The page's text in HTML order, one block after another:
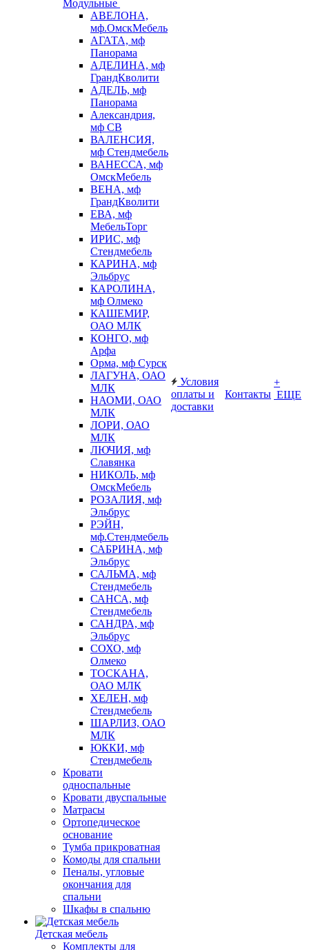
Модульные
АВЕЛОНА,
мф.ОмскМебель
АГАТА, мф
Панорама
АДЕЛИНА, мф
ГрандКволити
АДЕЛЬ, мф
Панорама
Александрия,
мф СВ
ВАЛЕНСИЯ,
мф Стендмебель
ВАНЕССА, мф
ОмскМебель
ВЕНА, мф
ГрандКволити
ЕВА, мф
МебельТорг
ИРИС, мф
Стендмебель
КАРИНА, мф
Эльбрус
КАРОЛИНА,
мф Олмеко
КАШЕМИР,
ОАО МЛК
КОНГО, мф
Арфа
Орма, мф Сурск
ЛАГУНА, ОАО
МЛК
НАОМИ, ОАО
МЛК
ЛОРИ, ОАО
МЛК
ЛЮЧИЯ, мф
Славянка
НИКОЛЬ, мф
ОмскМебель
РОЗАЛИЯ, мф
Эльбрус
РЭЙН,
мф.Стендмебель
САБРИНА, мф
Эльбрус
САЛЬМА, мф
Стендмебель
САНСА, мф
Стендмебель
САНДРА, мф
Эльбрус
СОХО, мф
Олмеко
ТОСКАНА,
ОАО МЛК
ХЕЛЕН, мф
Стендмебель
ШАРЛИЗ, ОАО
МЛК
ЮККИ, мф
Стендмебель
Кровати
односпальные
Кровати двуспальные
Матрасы
Ортопедическое
основание
Тумба прикроватная
Комоды для спальни
Пеналы, угловые
окончания для
спальни
Шкафы в спальню
Детская мебель
Комплекты для
Условия
оплаты и
доставки
Контакты
+
ЕЩЕ